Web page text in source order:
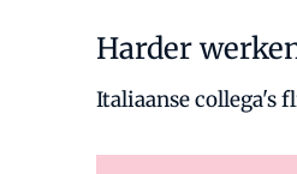
Harder
Italiaanse collega's